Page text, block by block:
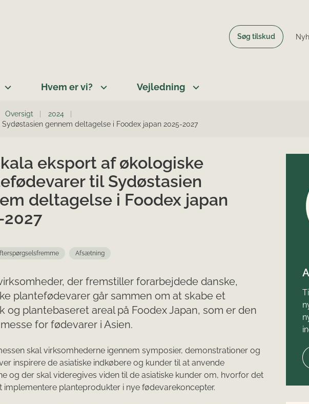
Søg tilskud
Hvem er vi? Vejledning
Oversigt
2024
gennem deltagelse i Foodex japan 2025-2027
eksport af økologiske
til Sydøstasien
deltagelse i Foodex japan
2027
Afsætning
der fremstiller forarbejdede danske,
plantefødevarer går sammen om at skabe et
og plantebaseret areal på Foodex Japan, som er den
for fødevarer i Asien.
skal virksomhederne igennem symposier, demonstrationer og
inspirere de asiatiske indkøbere og kunder til at anvende
og der skal videregives viden til de asiatiske kunder om, hvorfor det
implementere planteprodukter i nye fødevarekoncepter.